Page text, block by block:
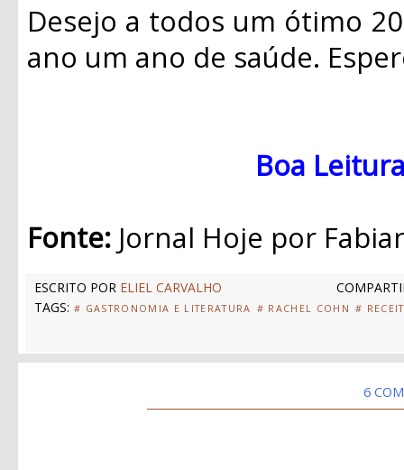
Desejo a todos um ótimo
ano um ano de saúde.
Boa
Fonte: Jornal Hoje por
ESCRITO POR ELIEL CARVALHO
TAGS: # GASTRONOMIA E LITERATURA # RACHEL COHN #
6